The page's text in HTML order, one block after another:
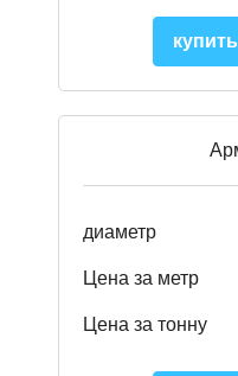
диаметр
Цена за метр
Цена за тонну